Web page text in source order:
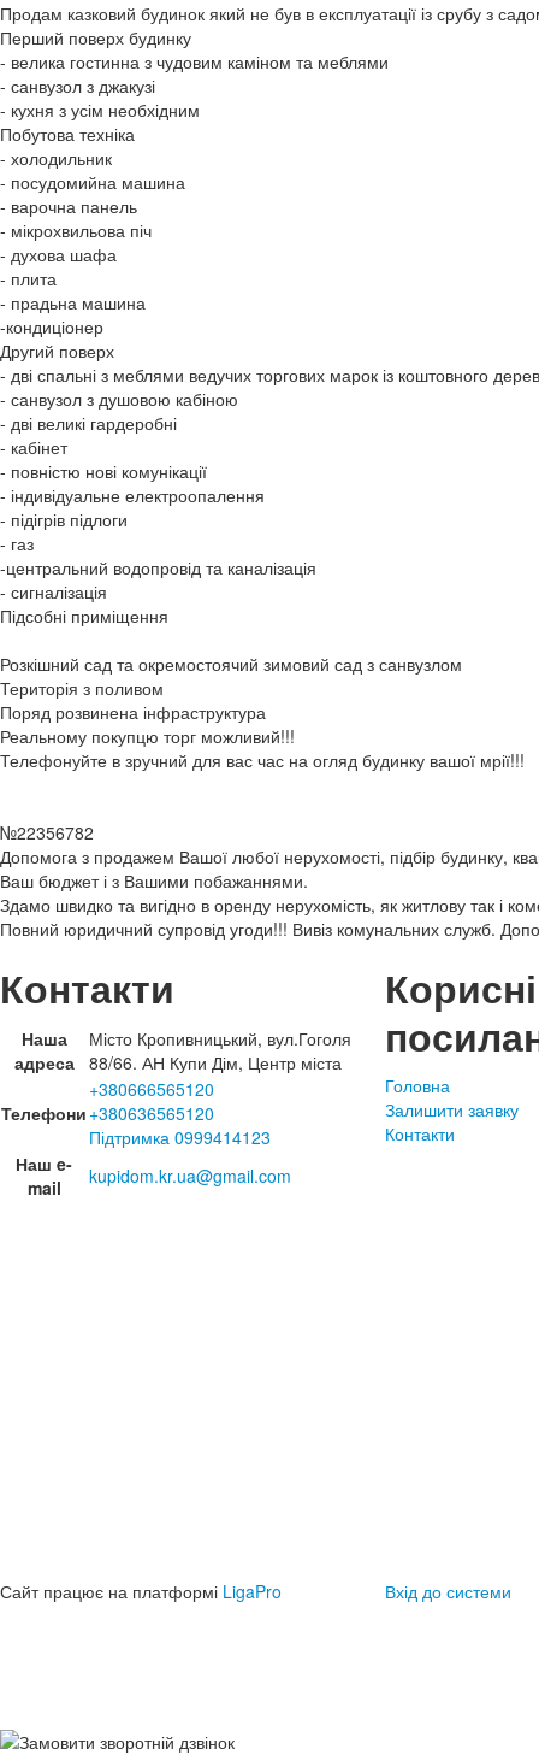
Продам казковий будинок який не був в експлуатації із срубу з
Перший поверх будинку
- велика гостинна з чудовим каміном та меблями
- санвузол з джакузі
- кухня з усім необхідним
Побутова техніка
- холодильник
- посудомийна машина
- варочна панель
- мікрохвильова піч
- духова шафа
- плита
- прадьна машина
-кондиціонер
Другий поверх
- дві спальні з меблями ведучих торгових марок із коштовного
- санвузол з душовою кабіною
- дві великі гардеробні
- кабінет
- повністю нові комунікації
- індивідуальне електроопалення
- підігрів підлоги
- газ
-центральний водопровід та каналізація
- сигналізація
Підсобні приміщення
Розкішний сад та окремостоячий зимовий сад з санвузлом
Територія з поливом
Поряд розвинена інфраструктура
Реальному покупцю торг можливий!!!
Телефонуйте в зручний для вас час на огляд будинку вашої мрії!!!
№22356782
Допомога з продажем Вашої любої нерухомості, підбір будинку,
Ваш бюджет і з Вашими побажаннями.
Здамо швидко та вигідно в оренду нерухомість, як житлову так і
Повний юридичний супровід угоди!!! Вивіз комунальних служб.
Контакти
Наша
адреса
Місто Кропивницький, вул.Гоголя
88/66. АН Купи Дім, Центр міста
Телефони
+380666565120
+380636565120
Підтримка 0999414123
Наш e-
mail
kupidom.kr.ua@gmail.com
Корисні
Головна
Залишити заявку
Контакти
Сайт працює на платформі LigaPro Вхід до системи